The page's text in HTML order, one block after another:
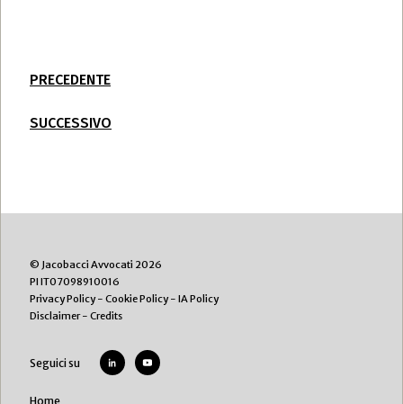
PRECEDENTE
SUCCESSIVO
© Jacobacci Avvocati 2026
PI IT07098910016
Privacy Policy- Cookie Policy- IA Policy
Disclaimer- Credits
Seguici su
Home